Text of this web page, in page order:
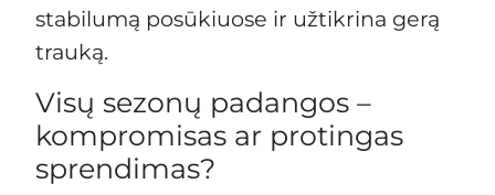
stabilumą posūkiuose ir užtikrina gerą
trauką.
Visų sezonų padangos –
kompromisas ar protingas
sprendimas?